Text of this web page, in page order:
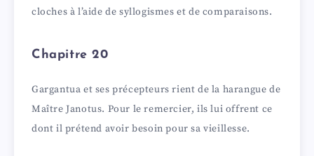
cloches à l’aide de syllogismes et de comparaisons.
Chapitre 20
Gargantua et ses précepteurs rient de la harangue de
Maître Janotus. Pour le remercier, ils lui offrent ce
dont il prétend avoir besoin pour sa vieillesse.